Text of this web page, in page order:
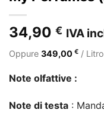
34,90 € IVA
Oppure 349,00 € / Litro
Note olfattive :
Note di testa :